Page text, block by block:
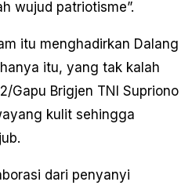
wujud patriotisme”.
itu menghadirkan Dalang
itu, yang tak kalah
Gapu Brigjen TNI Supriono
kulit sehingga
dari penyanyi